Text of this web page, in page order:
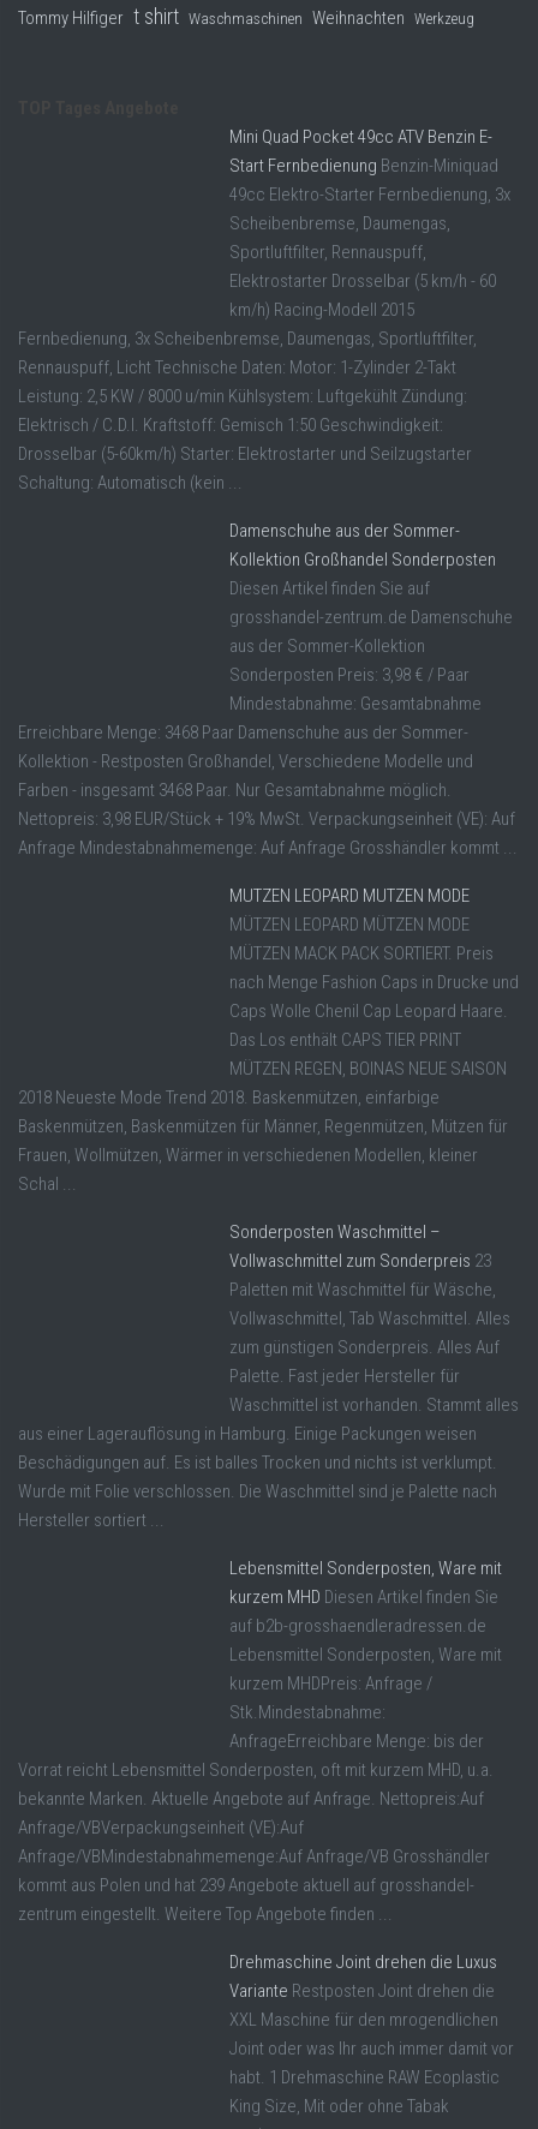
Tommy Hilfiger t shirt Waschmaschinen Weihnachten Werkzeug
Mini Quad Pocket 49cc ATV Benzin E-
Start Fernbedienung Benzin-Miniquad
49cc Elektro-Starter Fernbedienung, 3x
Scheibenbremse, Daumengas,
Sportluftfilter, Rennauspuff,
Elektrostarter Drosselbar (5 km/h - 60
km/h) Racing-Modell 2015
Fernbedienung, 3x Scheibenbremse, Daumengas, Sportluftfilter,
Rennauspuff, Licht Technische Daten: Motor: 1-Zylinder 2-Takt
Leistung: 2,5 KW / 8000 u/min Kühlsystem: Luftgekühlt Zündung:
Elektrisch / C.D.I. Kraftstoff: Gemisch 1:50 Geschwindigkeit:
Drosselbar (5-60km/h) Starter: Elektrostarter und Seilzugstarter
Schaltung: Automatisch (kein ...
Damenschuhe aus der Sommer-
Kollektion Großhandel Sonderposten
Diesen Artikel finden Sie auf
grosshandel-zentrum.de Damenschuhe
aus der Sommer-Kollektion
Sonderposten Preis: 3,98 € / Paar
Mindestabnahme: Gesamtabnahme
Erreichbare Menge: 3468 Paar Damenschuhe aus der Sommer-
Kollektion - Restposten Großhandel, Verschiedene Modelle und
Farben - insgesamt 3468 Paar. Nur Gesamtabnahme möglich.
Nettopreis: 3,98 EUR/Stück + 19% MwSt. Verpackungseinheit (VE): Auf
Anfrage Mindestabnahmemenge: Auf Anfrage Grosshändler kommt ...
MUTZEN LEOPARD MUTZEN MODE
MÜTZEN LEOPARD MÜTZEN MODE
MÜTZEN MACK PACK SORTIERT. Preis
nach Menge Fashion Caps in Drucke und
Caps Wolle Chenil Cap Leopard Haare.
Das Los enthält CAPS TIER PRINT
MÜTZEN REGEN, BOINAS NEUE SAISON
2018 Neueste Mode Trend 2018. Baskenmützen, einfarbige
Baskenmützen, Baskenmützen für Männer, Regenmützen, Mützen für
Frauen, Wollmützen, Wärmer in verschiedenen Modellen, kleiner
Schal ...
Sonderposten Waschmittel –
Vollwaschmittel zum Sonderpreis 23
Paletten mit Waschmittel für Wäsche,
Vollwaschmittel, Tab Waschmittel. Alles
zum günstigen Sonderpreis. Alles Auf
Palette. Fast jeder Hersteller für
Waschmittel ist vorhanden. Stammt alles
aus einer Lagerauflösung in Hamburg. Einige Packungen weisen
Beschädigungen auf. Es ist balles Trocken und nichts ist verklumpt.
Wurde mit Folie verschlossen. Die Waschmittel sind je Palette nach
Hersteller sortiert ...
Lebensmittel Sonderposten, Ware mit
kurzem MHD Diesen Artikel finden Sie
auf b2b-grosshaendleradressen.de
Lebensmittel Sonderposten, Ware mit
kurzem MHDPreis: Anfrage /
Stk.Mindestabnahme:
AnfrageErreichbare Menge: bis der
Vorrat reicht Lebensmittel Sonderposten, oft mit kurzem MHD, u.a.
bekannte Marken. Aktuelle Angebote auf Anfrage. Nettopreis:Auf
Anfrage/VBVerpackungseinheit (VE):Auf
Anfrage/VBMindestabnahmemenge:Auf Anfrage/VB Grosshändler
kommt aus Polen und hat 239 Angebote aktuell auf grosshandel-
zentrum eingestellt. Weitere Top Angebote finden ...
Drehmaschine Joint drehen die Luxus
Variante Restposten Joint drehen die
XXL Maschine für den mrogendlichen
Joint oder was Ihr auch immer damit vor
habt. 1 Drehmaschine RAW Ecoplastic
King Size, Mit oder ohne Tabak